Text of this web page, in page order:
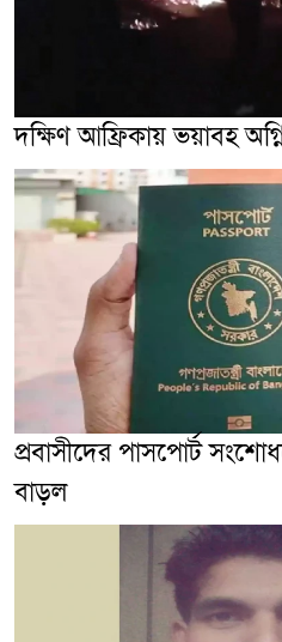
দক্ষিণ আফ্রিকায় ভয়াবহ
প্রবাসীদের পাসপোর্ট
বাড়ল